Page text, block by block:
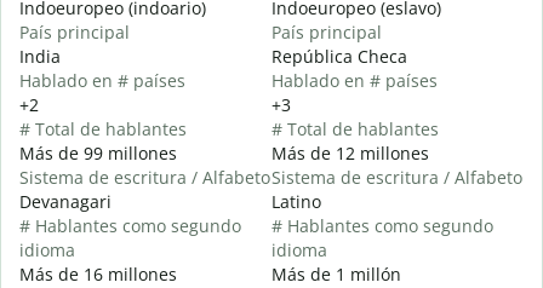
Indoeuropeo (indoario)
País principal
India
Hablado en # países
+2
# Total de hablantes
Más de 99 millones
Sistema de escritura / Alfabeto
Devanagari
# Hablantes como segundo
idioma
Más de 16 millones
Indoeuropeo (eslavo)
País principal
República Checa
Hablado en # países
+3
# Total de hablantes
Más de 12 millones
Sistema de escritura / Alfabeto
Latino
# Hablantes como segundo
idioma
Más de 1 millón